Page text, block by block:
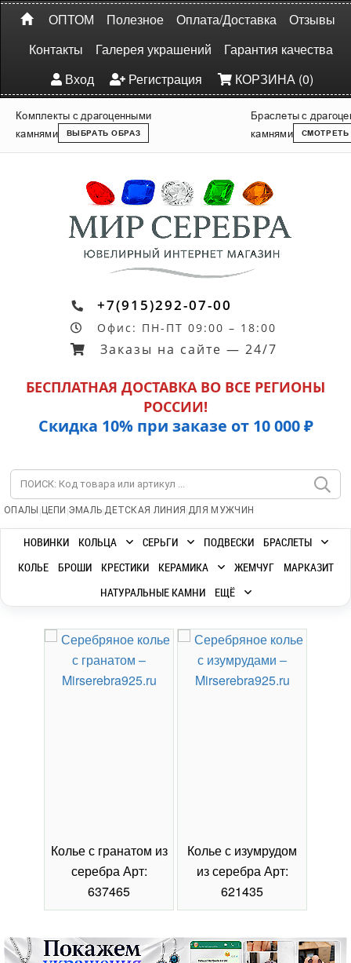
ОПТОМ Полезное Оплата/Доставка
Отзывы
Контакты
Галерея украшений
Гарантия качества
Вход
Регистрация КОРЗИНА (0)
Комплекты с драгоценными
камнями
ВЫБРАТЬ ОБРАЗ
Браслеты с
камнями
СМОТРЕТЬ
+7(915)292-07-00
Офис: ПН-ПТ 09:00 – 18:00
Заказы на сайте — 24/7
БЕСПЛАТНАЯ ДОСТАВКА ВО ВСЕ РЕГИОНЫ
РОССИИ!
Скидка 10% при заказе от 10 000 ₽
ОПАЛЫ | ЦЕПИ |ЭМАЛЬ|ДЕТСКАЯ ЛИНИЯ |ДЛЯ МУЖЧИН
НОВИНКИ КОЛЬЦА СЕРЬГИ ПОДВЕСКИ
БРАСЛЕТЫ
КОЛЬЕ
БРОШИ КРЕСТИКИ КЕРАМИКА ЖЕМЧУГ
МАРКАЗИТ
НАТУРАЛЬНЫЕ КАМНИ
ЕЩЁ
Колье с гранатом из
серебра Арт:
637465
Колье с изумрудом
из серебра Арт:
621435